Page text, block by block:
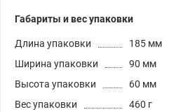
Габариты и вес упаковки
Длина упаковки
185 мм
Ширина упаковки
90 мм
Высота упаковки
60 мм
Вес упаковки
460 г